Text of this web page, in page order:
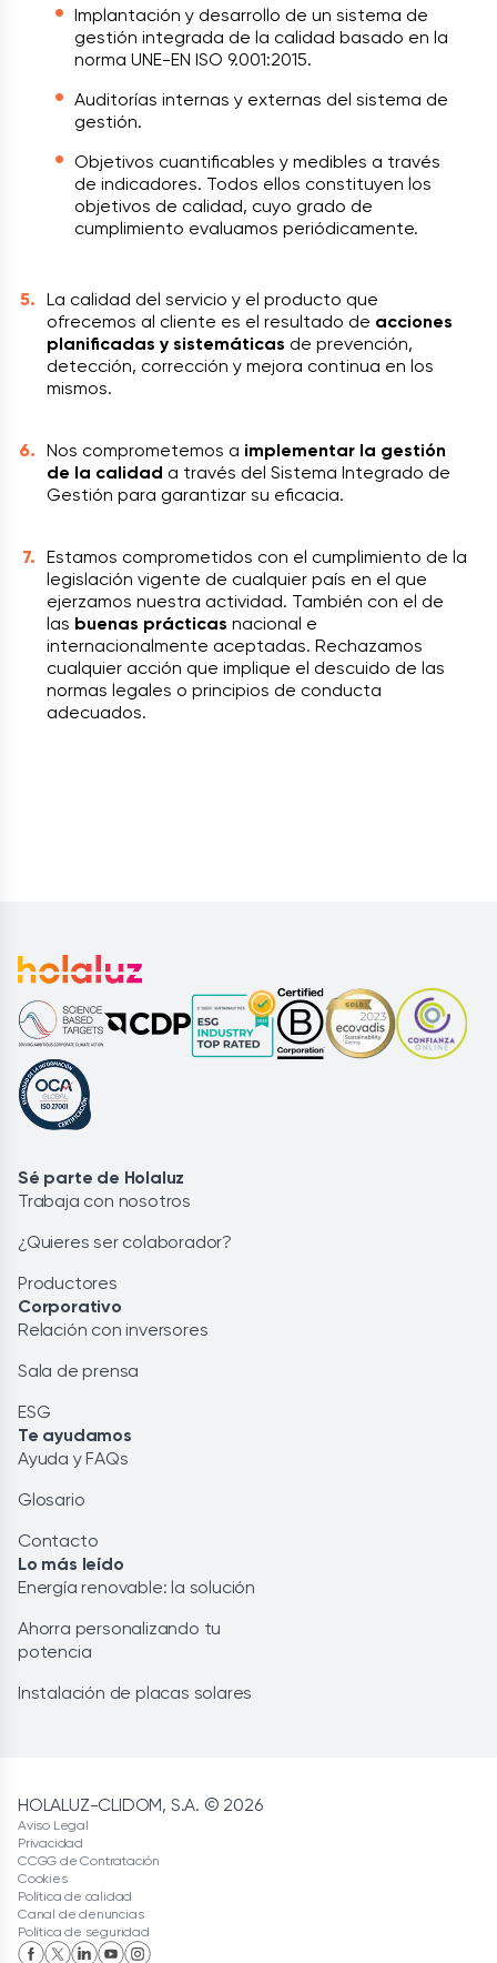
Implantación y desarrollo de un sistema de
gestión integrada de la calidad basado en la
norma UNE-EN ISO 9.001:2015.
Auditorías internas y externas del sistema de
gestión.
Objetivos cuantificables y medibles a través
de indicadores. Todos ellos constituyen los
objetivos de calidad, cuyo grado de
cumplimiento evaluamos periódicamente.
La calidad del servicio y el producto que
ofrecemos al cliente es el resultado de acciones
planificadas y sistemáticas de prevención,
detección, corrección y mejora continua en los
mismos.
Nos comprometemos a implementar la gestión
de la calidad a través del Sistema Integrado de
Gestión para garantizar su eficacia.
Estamos comprometidos con el cumplimiento de la
legislación vigente de cualquier país en el que
ejerzamos nuestra actividad. También con el de
las buenas prácticas nacional e
internacionalmente aceptadas. Rechazamos
cualquier acción que implique el descuido de las
normas legales o principios de conducta
adecuados.
Sé parte de Holaluz
Trabaja con nosotros
¿Quieres ser colaborador?
Productores
Corporativo
Relación con inversores
Sala de prensa
ESG
Te ayudamos
Ayuda y FAQs
Glosario
Contacto
Lo más leído
Energía renovable: la solución
Ahorra personalizando tu
potencia
Instalación de placas solares
HOLALUZ-CLIDOM, S.A. © 2026
Aviso Legal
Privacidad
CCGG de Contratación
Cookies
Política de calidad
Canal de denuncias
Política de seguridad